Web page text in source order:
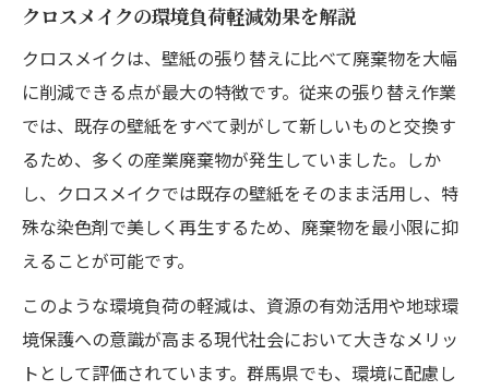
クロスメイクの環境負荷軽減効果を解説
クロスメイクは、壁紙の張り替えに比べて廃棄物を大幅
に削減できる点が最大の特徴です。従来の張り替え作業
では、既存の壁紙をすべて剥がして新しいものと交換す
るため、多くの産業廃棄物が発生していました。しか
し、クロスメイクでは既存の壁紙をそのまま活用し、特
殊な染色剤で美しく再生するため、廃棄物を最小限に抑
えることが可能です。
このような環境負荷の軽減は、資源の有効活用や地球環
境保護への意識が高まる現代社会において大きなメリッ
トとして評価されています。群馬県でも、環境に配慮し